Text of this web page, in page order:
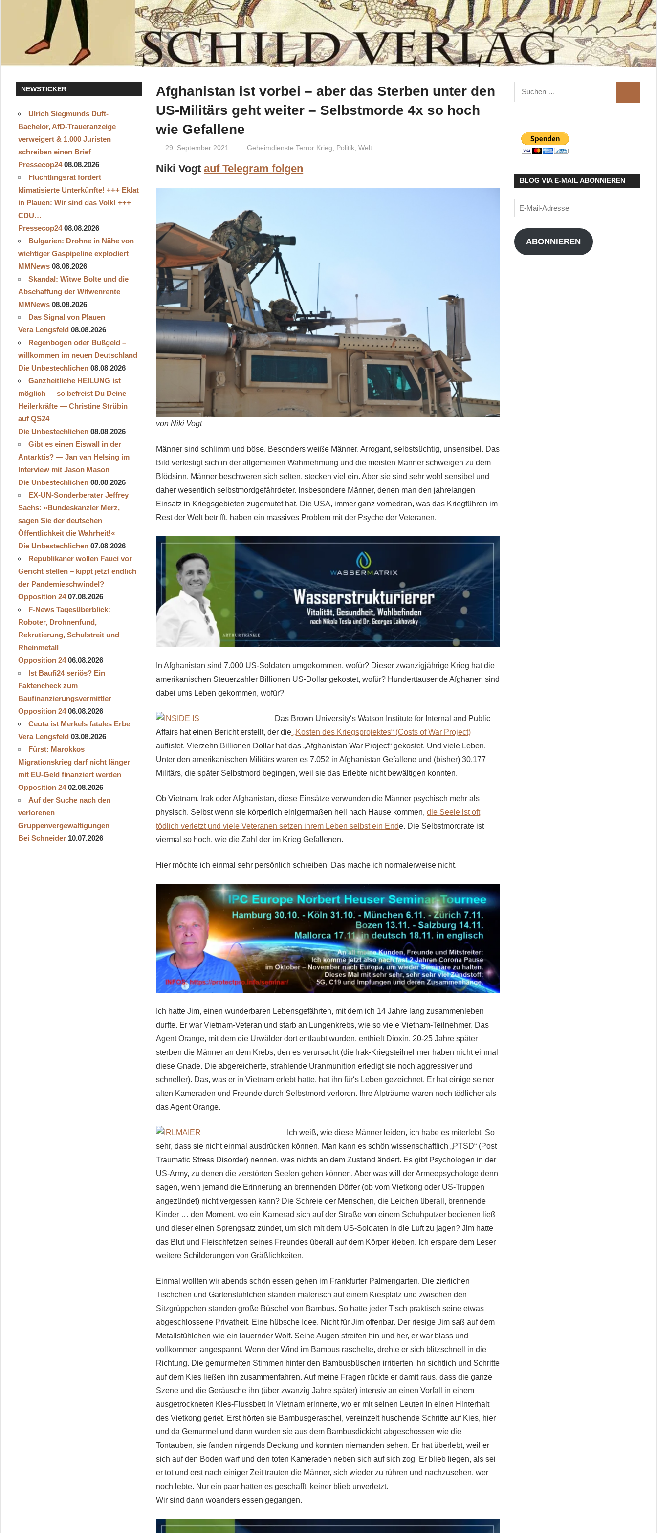
Afghanistan ist vorbei – aber das Sterben unter den
US-Militärs geht weiter – Selbstmorde 4x so hoch
wie Gefallene
29. September 2021 Niki Vogt
Geheimdienste Terror Krieg Politik, Welt
Niki Vogtauf Telegram folgen
von Niki Vogt
Männer sind schlimm und böse. Besonders weiße Männer. Arrogant, selbstsüchtig, unsensibel. Das
Bild verfestigt sich in der allgemeinen Wahrnehmung und die meisten Männer schweigen zu dem
Blödsinn. Männer beschweren sich selten, stecken viel ein. Aber sie sind sehr wohl sensibel und
daher wesentlich selbstmordgefährdeter. Insbesondere Männer, denen man den jahrelangen
Einsatz in Kriegsgebieten zugemutet hat. Die USA, immer ganz vornedran, was das Kriegführen im
Rest der Welt betrifft, haben ein massives Problem mit der Psyche der Veteranen.
In Afghanistan sind 7.000 US-Soldaten umgekommen, wofür? Dieser zwanzigjährige Krieg hat die
amerikanischen Steuerzahler Billionen US-Dollar gekostet, wofür? Hunderttausende Afghanen sind
dabei ums Leben gekommen, wofür?
Das Brown University‘s Watson Institute for Internal and Public
Affairs hat einen Bericht erstellt, der die „Kosten des Kriegsprojektes“ (Costs of War Project)
auflistet. Vierzehn Billionen Dollar hat das „Afghanistan War Project“ gekostet. Und viele Leben.
Unter den amerikanischen Militärs waren es 7.052 in Afghanistan Gefallene und (bisher) 30.177
Militärs, die später Selbstmord begingen, weil sie das Erlebte nicht bewältigen konnten.
Ob Vietnam, Irak oder Afghanistan, diese Einsätze verwunden die Männer psychisch mehr als
physisch. Selbst wenn sie körperlicheinigermaßen heil nach Hause kommen,die Seele ist oft
tödlich verletzt und viele Veteranen setzen ihrem Leben selbst ein Ende. Die Selbstmordrate ist
viermal so hoch, wie die Zahl der im Krieg Gefallenen.
H ier möchte ich einmal sehr persönlich schreiben. Das mache ich normalerweise nicht.
Ich hatteJim,einen wunderbaren Lebensgefährten, mit dem ich 14 Jahre lang zusammenleben
durfte. Er war Vietnam-Veteran und starb an Lungenkrebs, wie so viele Vietnam-Teilnehmer. Das
Agent Orange, mit dem die Urwälder dort entlaubt wurden, enthielt Dioxin. 20-25 Jahre später
sterben die Männer an dem Krebs, den es verursacht (die Irak-Kriegsteilnehmer haben nicht einmal
diese Gnade. Die abgereicherte, strahlende Uranmunition erledigt sie noch aggressiver und
schneller). Das, was er in Vietnam erlebt hatte, hat ihn für‘s Leben gezeichnet. Er hat einige seiner
alten Kameraden und Freunde durch Selbstmord verloren. Ihre Alpträume waren noch tödlicher als
das Agent Orange.
Ich weiß, wie diese Männer leiden, ich habe es miterlebt. So
sehr, dass sie nicht einmalausdrücken können. Man kann es schön wissenschaftlich „PTSD“ (Post
Traumatic Stress Disorder) nennen, was nichts an dem Zustand ändert. Es gibt Psychologen in der
US-Army, zu denen die zerstörten Seelen gehen können. Aber was will der Armeepsychologedenn
sagen, wenn jemand die Erinnerung an brennenden Dörfer (ob vom Vietkong oder US-Truppen
angezündet) nicht vergessen kann? Die Schreie der Menschen, die Leichen überall, brennende
Kinder … den Moment, wo ein Kamerad sich auf der Straße von einem Schuhputzer bedienen ließ
und dieser einen Sprengsatz zündet, um sich mit dem US-Soldaten in die Luft zu jagen? Jim hatte
das Blut und Fleischfetzen seines Freundes überall auf dem Körper kleben. Ich erspare dem Leser
weitere Schilderungen von Gräßlichkeiten.
Einmal wollten wir abends schön essen gehen im Frankfurter Palmengarten. Die zierlichen
Tischchen und Gartenstühlchen standen malerisch auf einem Kiesplatz und zwischen den
Sitzgrüppchen standen große Büschel von Bambus. So hatte jeder Tisch praktisch seine etwas
abgeschlossene Privatheit. Eine hübsche Idee. Nicht für Jim offenbar. Der riesige Jim saß auf dem
Metallstühlchen wie ein lauernder Wolf. Seine Augen streifen hin und her, er war blass und
vollkommen angespannt. Wenn der Wind im Bambus raschelte, drehte er sich blitzschnell in die
Richtung. Die gemurmelten Stimmen hinter den Bambusbüschen irritierten ihn sichtlich und Schritte
auf dem Kies ließen ihn zusammenfahren. Auf meine Fragen rückte er damit raus, dass die ganze
Szene und die Geräusche ihn (über zwanzig Jahre später) intensiv an einen Vorfall in einem
ausgetrockneten Kies-Flussbett in Vietnam erinnerte, wo er mit seinen Leuten in einen Hinterhalt
des Vietkong geriet. Erst hörten sie Bambusgeraschel, vereinzelt huschende Schritte auf Kies, hier
und da Gemurmel und dann wurden sie aus dem Bambusdickicht abgeschossen wie die
Tontauben, sie fanden nirgends Deckung und konnten niemanden sehen. Er hat überlebt, weil er
sich auf den Boden warf und den toten Kameraden neben sich auf sich zog. Er blieb liegen, als sei
er tot und erst nach einiger Zeit trauten die Männer, sich wieder zu rühren und nachzusehen, wer
noch lebte. Nur ein paar hatten es geschafft, keiner blieb unverletzt.
Wir sind dann woanders essen gegangen.
NEWSTICKER
Ulrich Siegmunds Duft-
Bachelor, AfD-Traueranzeige
verweigert & 1.000 Juristen
schreiben einen Brief
Pressecop24 08.08.2026
Flüchtlingsrat fordert
klimatisierte Unterkünfte! +++ Eklat
in Plauen: Wir sind das Volk! +++
CDU…
Pressecop24 08.08.2026
Bulgarien: Drohne in Nähe von
wichtiger Gaspipeline explodiert
MMNews 08.08.2026
Skandal: Witwe Bolte und die
Abschaffung der Witwenrente
MMNews 08.08.2026
Das Signal von Plauen
Vera Lengsfeld 08.08.2026
Regenbogen oder Bußgeld –
willkommen im neuen Deutschland
Die Unbestechlichen 08.08.2026
Ganzheitliche HEILUNG ist
möglich — so befreist Du Deine
Heilerkräfte — Christine Strübin
auf QS24
Die Unbestechlichen 08.08.2026
Gibt es einen Eiswall in der
Antarktis? — Jan van Helsing im
Interview mit Jason Mason
Die Unbestechlichen 08.08.2026
EX-UN-Sonderberater Jeffrey
Sachs: »Bundeskanzler Merz,
sagen Sie der deutschen
Öffentlichkeit die Wahrheit!«
Die Unbestechlichen 07.08.2026
Republikaner wollen Fauci vor
Gericht stellen – kippt jetzt endlich
der Pandemieschwindel?
Opposition 24 07.08.2026
F-News Tagesüberblick:
Roboter, Drohnenfund,
Rekrutierung, Schulstreit und
Rheinmetall
Opposition 24 06.08.2026
Ist Baufi24 seriös? Ein
Faktencheck zum
Baufinanzierungsvermittler
Opposition 24 06.08.2026
Ceuta ist Merkels fatales Erbe
Vera Lengsfeld 03.08.2026
Fürst: Marokkos
Migrationskrieg darf nicht länger
mit EU-Geld finanziert werden
Opposition 24 02.08.2026
Auf der Suche nach den
verlorenen
Gruppenvergewaltigungen
Bei Schneider 10.07.2026
Suchen
nach:
BLOG VIA E-MAIL ABONNIEREN
E-
Mail-
Adresse
ABONNIEREN